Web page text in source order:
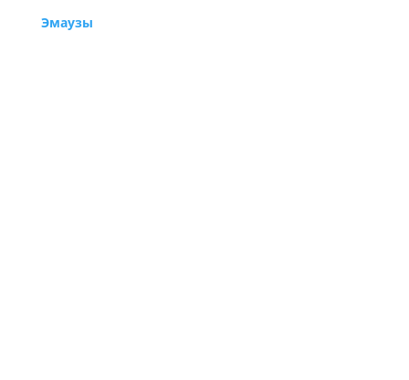
Эмаузы